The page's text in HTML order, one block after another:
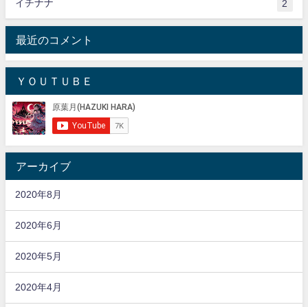
イチナナ 2
最近のコメント
ＹＯＵＴＵＢＥ
アーカイブ
2020年8月
2020年6月
2020年5月
2020年4月